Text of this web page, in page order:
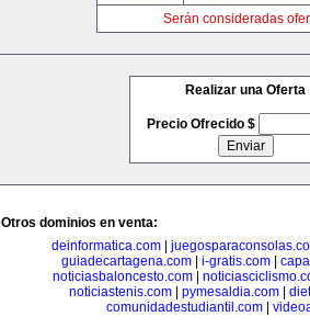
Serán consideradas
Realizar una Oferta
Precio Ofrecido $
Otros dominios en venta:
deinformatica.com
guiadecartagena.com| i-gratis.com|
noticiasbaloncesto.com
noticiastenis.com
pymesaldia.com
comunidadestudiantil.com